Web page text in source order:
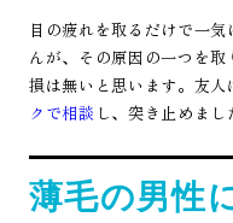
目の疲れを取るだけで一
んが、その原因の一つを
損は無いと思います。友
クで相談 し、突き止めまし
薄毛の男性